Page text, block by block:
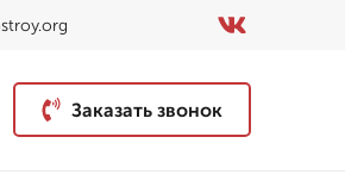
Заказать звонок